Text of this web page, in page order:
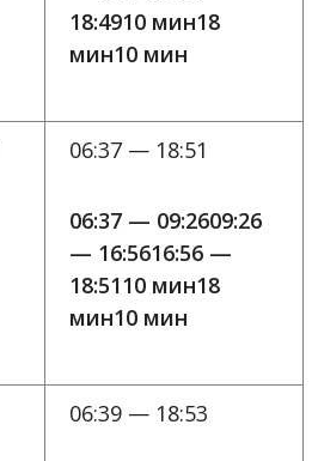
18:4910 мин18
мин10 мин
06:37 — 18:51
06:37 — 09:2609:26
— 16:5616:56 —
18:5110 мин18
мин10 мин
06:39 — 18:53